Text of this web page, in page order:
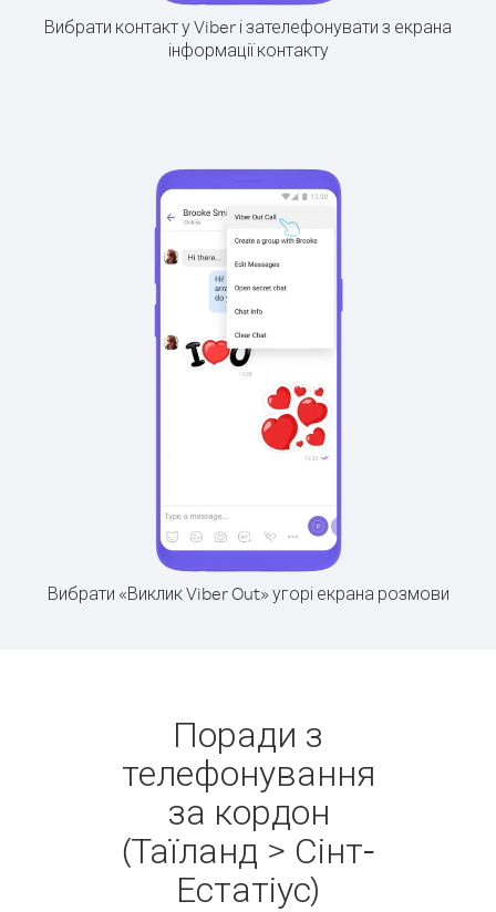
Вибрати контакт у Viber і зателефонувати з екрана
інформації контакту
Вибрати «Виклик Viber Out» угорі екрана розмови
Поради з
телефонування
за кордон
(Таїланд > Сінт-
Естатіус)